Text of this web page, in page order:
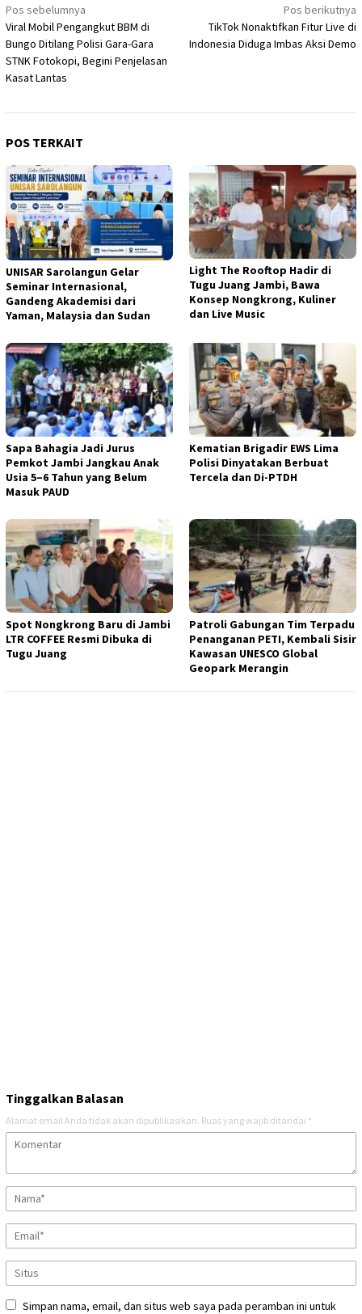
Navigasi
pos
Pos sebelumnya
Viral Mobil Pengangkut BBM di
Bungo Ditilang Polisi Gara-Gara
STNK Fotokopi, Begini Penjelasan
Kasat Lantas
Pos berikutnya
TikTok Nonaktifkan Fitur Live di
Indonesia Diduga Imbas Aksi Demo
POS TERKAIT
UNISAR Sarolangun Gelar
Seminar Internasional,
Gandeng Akademisi dari
Yaman, Malaysia dan Sudan
Light The Rooftop Hadir di
Tugu Juang Jambi, Bawa
Konsep Nongkrong, Kuliner
dan Live Music
Sapa Bahagia Jadi Jurus
Pemkot Jambi Jangkau Anak
Usia 5–6 Tahun yang Belum
Masuk PAUD
Kematian Brigadir EWS Lima
Polisi Dinyatakan Berbuat
Tercela dan Di-PTDH
Spot Nongkrong Baru di Jambi
LTR COFFEE Resmi Dibuka di
Tugu Juang
Patroli Gabungan Tim Terpadu
Penanganan PETI, Kembali Sisir
Kawasan UNESCO Global
Geopark Merangin
Tinggalkan Balasan
Alamat email Anda tidak akan dipublikasikan. Ruas yang wajib ditandai *
Simpan nama, email, dan situs web saya pada peramban ini untuk